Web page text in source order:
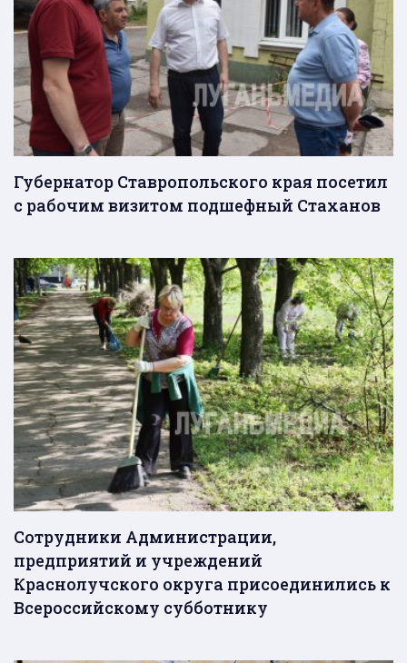
Губернатор Ставропольского края посетил
с рабочим визитом подшефный Стаханов
Сотрудники Администрации,
предприятий и учреждений
Краснолучского округа присоединились к
Всероссийскому субботнику